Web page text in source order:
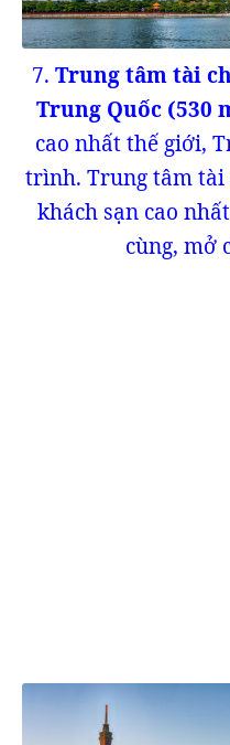
7. Trung tâm tài
Trung Quốc (530
cao nhất thế giới,
trình. Trung tâm tài
khách sạn cao
cùng, mở